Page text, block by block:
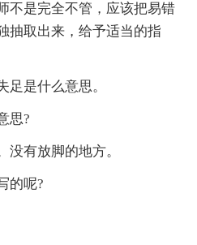
不是完全不管，应该把易错
抽取出来，给予适当的指
是什么意思。
思?
有放脚的地方。
的呢?